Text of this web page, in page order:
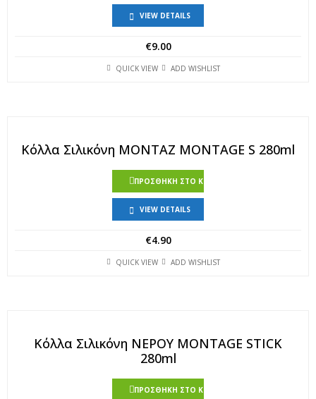
VIEW DETAILS
€9.00
QUICK VIEW ADD WISHLIST
Κόλλα Σιλικόνη MONTAZ MONTAGE S 280ml
ΠΡΟΣΘΉΚΗ ΣΤΟ ΚΑΛΆΘΙ
VIEW DETAILS
€4.90
QUICK VIEW ADD WISHLIST
Κόλλα Σιλικόνη ΝΕΡΟΥ MONTAGE STICK
280ml
ΠΡΟΣΘΉΚΗ ΣΤΟ ΚΑΛΆΘΙ